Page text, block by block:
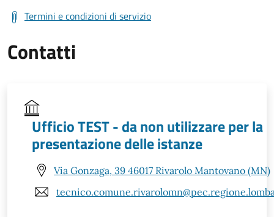
Termini e condizioni di servizio
Contatti
Ufficio TEST - da non utilizzare per la
presentazione delle istanze
Via Gonzaga, 39 46017 Rivarolo Mantovano (MN)